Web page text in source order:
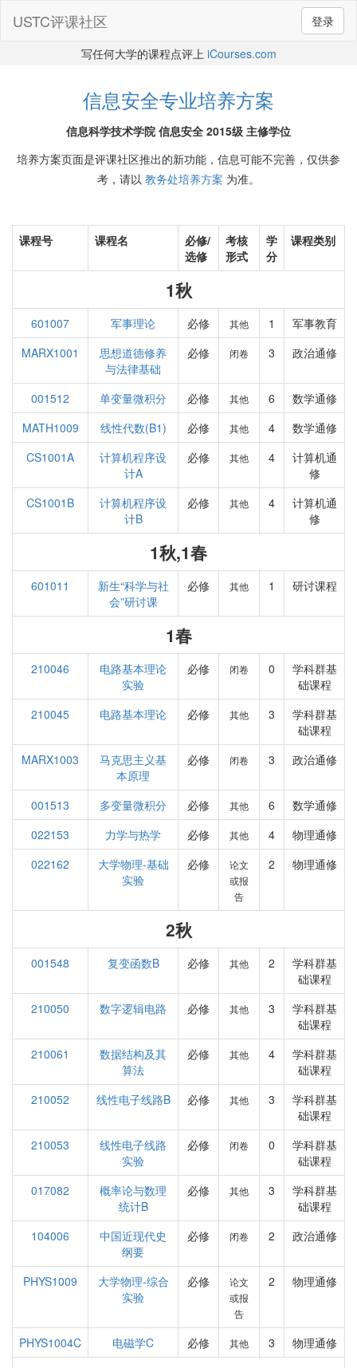
登录
USTC评课社区
写任何大学的课程点评上 iCourses.com
信息安全专业培养方案
信息科学技术学院 信息安全 2015级 主修学位
培养方案页面是评课社区推出的新功能，信息可能不完善，仅供参
考，请以 教务处培养方案 为准。
课程号 课程名
必修/
选修
考核
形式
学
分
课程类别
1秋
601007 军事理论 必修 其他 1
军事教育
MARX1001
思想道德修养
与法律基础
必修 闭卷 3 政治通修
001512 单变量微积分 必修 其他 6
数学通修
MATH1009
线性代数(B1) 必修 其他 4
数学通修
CS1001A
计算机程序设
计A
必修 其他 4
计算机通
修
CS1001B
计算机程序设
计B
必修 其他 4
计算机通
修
1秋,1春
601011
新生“科学与社
会”研讨课
必修 其他 1 研讨课程
1春
210046
电路基本理论
实验
必修 闭卷 0
学科群基
础课程
210045
电路基本理论 必修 其他 3
学科群基
础课程
MARX1003
马克思主义基
本原理
必修 闭卷 3 政治通修
001513 多变量微积分 必修 其他 6
数学通修
022153
力学与热学 必修 其他 4
物理通修
022162
大学物理-基础
实验
必修
论文
或报
告
2 物理通修
2秋
001548 复变函数B 必修 其他 2
学科群基
础课程
210050
数字逻辑电路 必修 其他 3
学科群基
础课程
210061
数据结构及其
算法
必修 其他 4
学科群基
础课程
210052
线性电子线路B 必修 其他 3
学科群基
础课程
210053
线性电子线路
实验
必修 闭卷 0
学科群基
础课程
017082
概率论与数理
统计B
必修 其他 3
学科群基
础课程
104006
中国近现代史
纲要
必修 闭卷 2 政治通修
PHYS1009
大学物理-综合
实验
必修
论文
或报
告
2 物理通修
PHYS1004C 电磁学C 必修 其他 3 物理通修